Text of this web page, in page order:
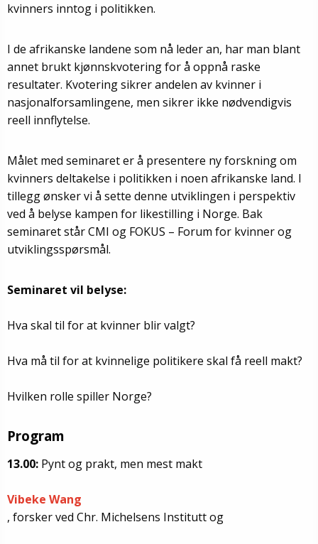
kvinners inntog i politikken.
I de afrikanske landene som nå leder an, har man blant
annet brukt kjønnskvotering for å oppnå raske
resultater. Kvotering sikrer andelen av kvinner i
nasjonalforsamlingene, men sikrer ikke nødvendigvis
reell innflytelse.
Målet med seminaret er å presentere ny forskning om
kvinners deltakelse i politikken i noen afrikanske land. I
tillegg ønsker vi å sette denne utviklingen i perspektiv
ved å belyse kampen for likestilling i Norge. Bak
seminaret står CMI og FOKUS – Forum for kvinner og
utviklingsspørsmål.
Seminaret vil belyse:
Hva skal til for at kvinner blir valgt?
Hva må til for at kvinnelige politikere skal få reell makt?
Hvilken rolle spiller Norge?
Program
13.00: Pynt og prakt, men mest makt
Vibeke Wang
, forsker ved Chr. Michelsens Institutt og